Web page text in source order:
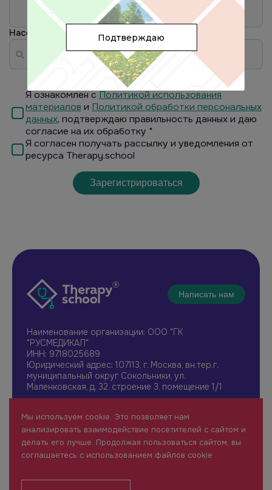
Населённый пункт ?
Я ознакомлен с Политикой использования
материалов и Политикой обработки персональных
данных, подтверждаю правильность данных и даю
согласие на их обработку *
Я согласен получать рассылку и уведомления от
ресурса Therapy.school
Зарегистрироваться
Написать нам
Наименование организации: ООО "ГК
"РУСМЕДИКАЛ"
ИНН: 9718025689
Юридический адрес: 107113, г. Москва, вн.тер.г.
муниципальный округ Сокольники, ул.
Маленковская, д. 32, строение 3, помещение 1/1
+7 961 196-42-49
therapy@rusmedical.ru
О нас
Мероприятия
1 уровень
Лекторы
Новости
FAQ
Сайт для специалистов здравоохранения (18+)
Мы используем cookie. Это позволяет нам
анализировать взаимодействие посетителей с сайтом и
делать его лучше. Продолжая пользоваться сайтом, вы
соглашаетесь с использованием файлов cookie
Подтверждаю